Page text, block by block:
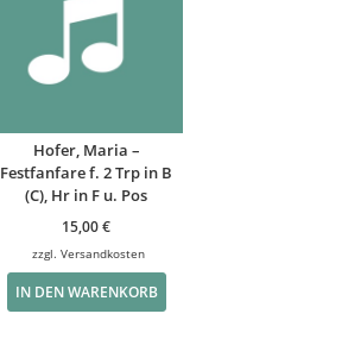
Hofer, Maria –
Festfanfare f. 2 Trp in B
(C), Hr in F u. Pos
15,00€
zzgl.Versandkosten
IN DEN WARENKORB